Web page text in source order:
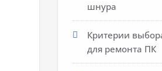
шнура
Критерии
для ремонта ПК